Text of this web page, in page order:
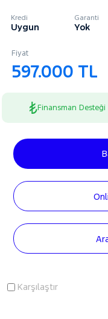
Kredi
Uygun
Garanti
Yok
Fiyat
597.000 TL
Finansman Desteği
Karşılaştır